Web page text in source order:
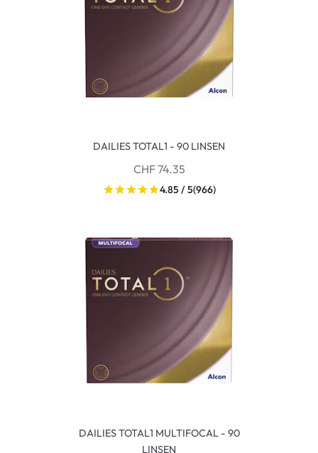
DAILIES TOTAL1 - 90 LINSEN
CHF 74.35
4.85 / 5(966)
DAILIES TOTAL1 MULTIFOCAL - 90
LINSEN